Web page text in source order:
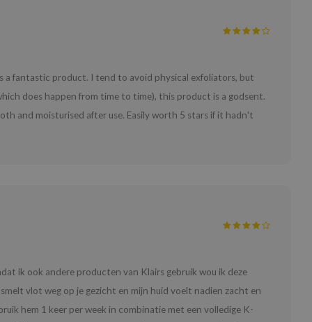
a fantastic product. I tend to avoid physical exfoliators, but
does happen from time to time), this product is a godsent.
and moisturised after use. Easily worth 5 stars if it hadn't
ik ook andere producten van Klairs gebruik wou ik deze
vlot weg op je gezicht en mijn huid voelt nadien zacht en
hem 1 keer per week in combinatie met een volledige K-